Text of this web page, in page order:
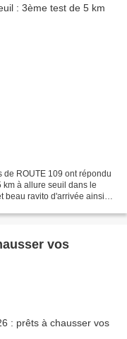
ROUTE 109 ont répondu
à allure seuil dans le
beau ravito d'arrivée ainsi
vos